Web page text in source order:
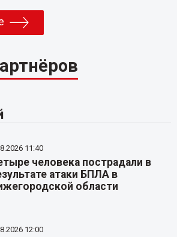
11:40
человека пострадали в
атаки БПЛА в
области
12:00